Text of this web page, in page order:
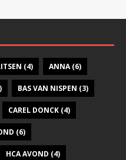
n
n
a
v
i
(4) ANNA(6)
BAS VAN NISPEN (3)
CAREL DONCK (4)
(6)
HCA AVOND (4)